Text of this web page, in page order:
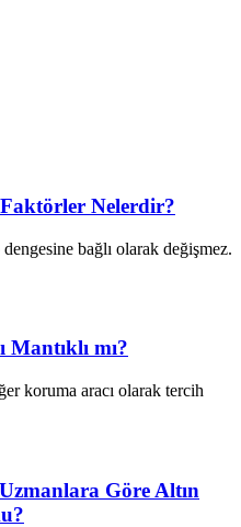
Nelerdir?
bağlı olarak değişmez.
Mantıklı mı?
koruma aracı olarak tercih
Göre Altın